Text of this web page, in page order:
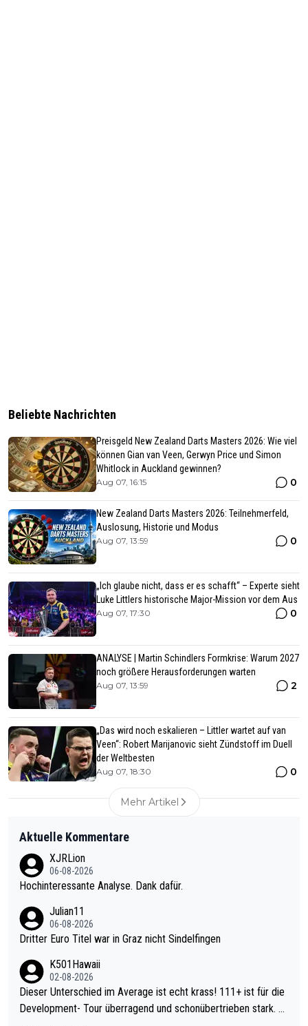
Beliebte Nachrichten
Preisgeld New Zealand Darts Masters 2026: Wie viel
können Gian van Veen, Gerwyn Price und Simon
Whitlock in Auckland gewinnen?
Aug 07, 16:15 0
New Zealand Darts Masters 2026: Teilnehmerfeld,
Auslosung, Historie und Modus
Aug 07, 13:59 0
„Ich glaube nicht, dass er es schafft“ – Experte sieht
Luke Littlers historische Major-Mission vor dem Aus
Aug 07, 17:30 0
ANALYSE | Martin Schindlers Formkrise: Warum 2027
noch größere Herausforderungen warten
Aug 07, 13:59 2
„Das wird noch eskalieren – Littler wartet auf van
Veen“: Robert Marijanovic sieht Zündstoff im Duell
der Weltbesten
Aug 07, 18:30 0
Mehr Artikel
Aktuelle Kommentare
XJRLion
06-08-2026
Hochinteressante Analyse. Dank dafür.
Julian11
06-08-2026
Dritter Euro Titel war in Graz nicht Sindelfingen
K501Hawaii
02-08-2026
Dieser Unterschied im Average ist echt krass! 111+ ist für die
Development- Tour überragend und schonübertrieben stark. U